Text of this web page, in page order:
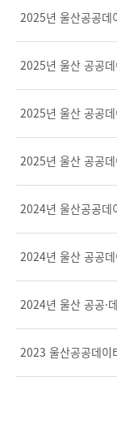
2025년 울산공공데
2025년 울산 공공
2025년 울산 공공
2025년 울산 공공
2024년 울산공공데
2024년 울산 공공
2024년 울산 공공·
2023 울산공공데이